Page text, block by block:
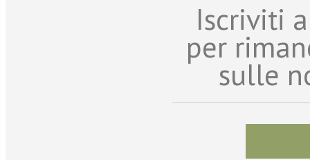
Iscriviti
per
sulle